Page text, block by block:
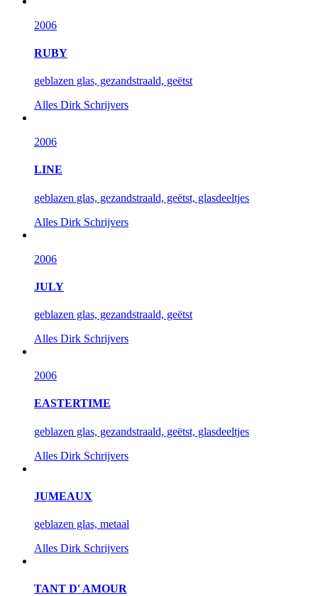
2006
RUBY
geblazen glas, gezandstraald, geëtst
Alles Dirk Schrijvers
2006
LINE
geblazen glas, gezandstraald, geëtst, glasdeeltjes
Alles Dirk Schrijvers
2006
JULY
geblazen glas, gezandstraald, geëtst
Alles Dirk Schrijvers
2006
EASTERTIME
geblazen glas, gezandstraald, geëtst, glasdeeltjes
Alles Dirk Schrijvers
JUMEAUX
geblazen glas, metaal
Alles Dirk Schrijvers
TANT D' AMOUR